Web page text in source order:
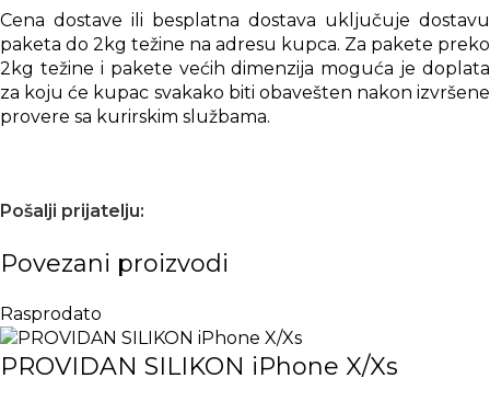
Cena dostave ili besplatna dostava uključuje dostavu
paketa do 2kg težine na adresu kupca. Za pakete preko
2kg težine i pakete većih dimenzija moguća je doplata
za koju će kupac svakako biti obavešten nakon izvršene
provere sa kurirskim službama.
Pošalji prijatelju:
Povezani proizvodi
Rasprodato
PROVIDAN SILIKON iPhone X/Xs